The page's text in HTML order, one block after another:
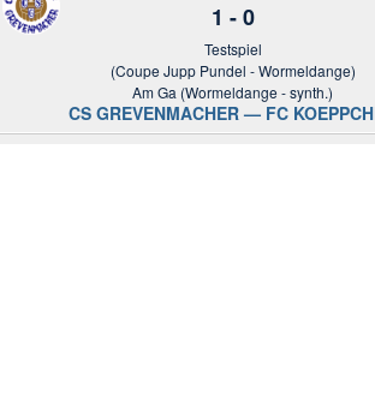
1 -0
Testspiel
(Coupe Jupp Pundel - Wormeldange)
Am Ga (Wormeldange - synth.)
CS GREVENMACHER — FC